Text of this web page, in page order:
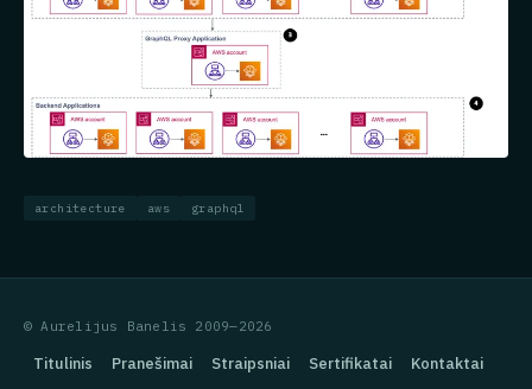
architecture aws graphql
© Aurelijus Banelis 2009—2026
Titulinis Pranešimai Straipsniai Sertifikatai Kontaktai